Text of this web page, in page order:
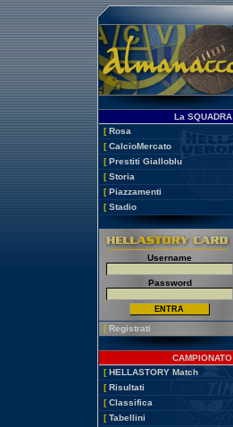
La SQUADRA
[ Rosa
[ CalcioMercato
[ Prestiti Gialloblu
[ Storia
[ Piazzamenti
[ Stadio
Username
Password
[ Registrati
CAMPIONATO
[ HELLASTORY Match
[ Risultati
[ Classifica
[ Tabellini